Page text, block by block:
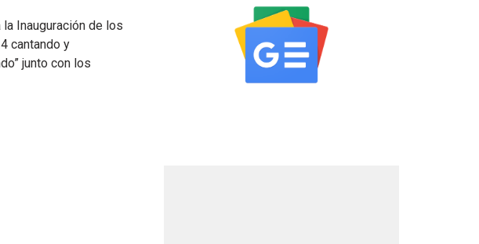
Inauguración de los
cantando y
junto con los